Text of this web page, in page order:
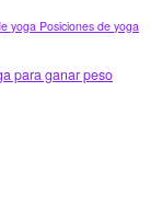
yoga Posiciones de yoga
para ganar peso